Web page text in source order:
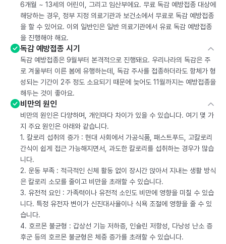
6개월 ~ 13세의 어린이, 그리고 임산부에요. 무료 독감 예방접종 대상에
해당하는 경우, 정부 지정 의료기관과 보건소에서 무료로 독감 예방접종
을 할 수 있어요. 이외 일반인은 일반 의료기관에서 유료 독감 예방접종
을 진행해야 해요.
독감 예방접종 시기
독감 예방접종은 9월부터 본격적으로 진행돼요. 우리나라의 독감은 주
로 겨울부터 이른 봄에 유행하는데, 독감 주사를 접종하더라도 항체가 형
성되는 기간이 2주 정도 소요되기 때문에 늦어도 11월까지는 예방접종을
해두는 것이 좋아요.
비만의 원인
비만의 원인은 다양하며, 개인마다 차이가 있을 수 있습니다. 여기 몇 가
지 주요 원인은 아래와 같습니다.
1. 칼로리 섭취의 증가 : 현대 사회에서 가공식품, 패스트푸드, 고칼로리
간식이 쉽게 접근 가능해지면서, 과도한 칼로리를 섭취하는 경우가 많습
니다.
2. 운동 부족 : 적극적인 신체 활동 없이 장시간 앉아서 지내는 생활 방식
은 칼로리 소모를 줄이고 비만을 초래할 수 있습니다.
3. 유전적 요인 : 가족력이나 유전적 소인도 비만에 영향을 미칠 수 있습
니다. 특정 유전자 변이가 신진대사율이나 식욕 조절에 영향을 줄 수 있
습니다.
4. 호르몬 불균형 : 갑상선 기능 저하증, 인슐린 저항성, 다낭성 난소 증
후군 등의 호르몬 불균형은 체중 증가를 초래할 수 있습니다.